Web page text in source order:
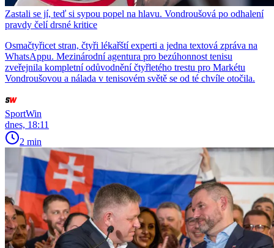
Zastali se jí, teď si sypou popel na hlavu. Vondroušová po odhalení
pravdy čelí drsné kritice
Osmačtyřicet stran, čtyři lékařští experti a jedna textová zpráva na
WhatsAppu. Mezinárodní agentura pro bezúhonnost tenisu
zveřejnila kompletní odůvodnění čtyřletého trestu pro Markétu
Vondroušovou a nálada v tenisovém světě se od té chvíle otočila.
SportWin
dnes, 18:11
2 min